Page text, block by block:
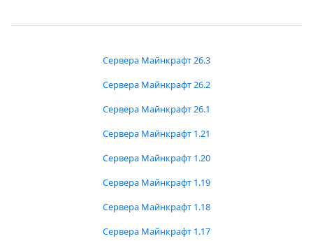
Сервера Майнкрафт 26.3
Сервера Майнкрафт 26.2
Сервера Майнкрафт 26.1
Сервера Майнкрафт 1.21
Сервера Майнкрафт 1.20
Сервера Майнкрафт 1.19
Сервера Майнкрафт 1.18
Сервера Майнкрафт 1.17